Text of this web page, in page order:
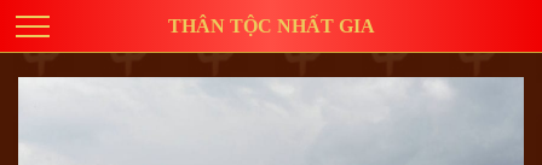
THÂN TỘC NHẤT GIA